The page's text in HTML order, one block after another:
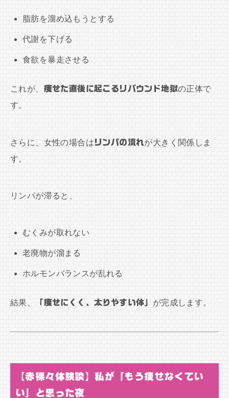
脂肪を溜め込もうとする
代謝を下げる
食欲を暴走させる
これが、 痩せた直後に起こるリバウンド地獄の正体で
す。
さらに、女性の場合はリンパの流れが大きく関係しま
す。
リンパが滞ると、
むくみが取れない
老廃物が溜まる
ホルモンバランスが乱れる
結果、 「痩せにくく、太りやすい体」 が完成します。
【赤裸々体験談】私が「もう痩せなくてい
い」と思った夜